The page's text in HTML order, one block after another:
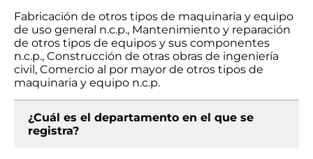
Fabricación de otros tipos de maquinaria y equipo
de uso general n.c.p., Mantenimiento y reparación
de otros tipos de equipos y sus componentes
n.c.p., Construcción de otras obras de ingeniería
civil, Comercio al por mayor de otros tipos de
maquinaria y equipo n.c.p.
¿Cuál es el departamento en el que se
registra?